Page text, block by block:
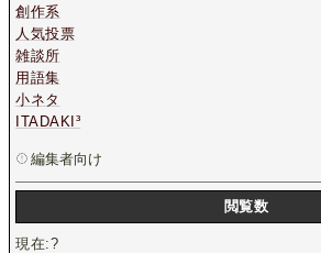
創作系
人気投票
雑談所
用語集
小ネタ
ITADAKI³
編集者向け
閲覧数
現在:?